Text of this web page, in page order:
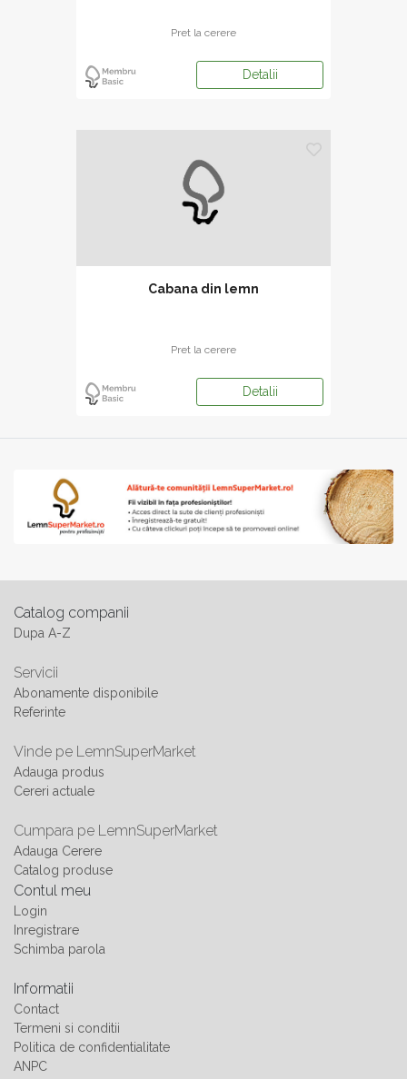
Pret la cerere
Detalii
Cabana din lemn
Pret la cerere
Detalii
Catalog companii
Dupa A-Z
Servicii
Abonamente disponibile
Referinte
Vinde pe LemnSuperMarket
Adauga produs
Cereri actuale
Cumpara pe LemnSuperMarket
Adauga Cerere
Catalog produse
Contul meu
Login
Inregistrare
Schimba parola
Informatii
Contact
Termeni si conditii
Politica de confidentialitate
ANPC